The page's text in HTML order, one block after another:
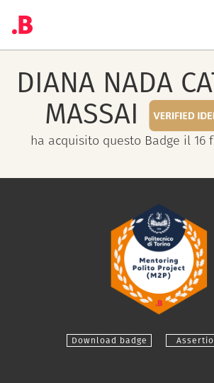
DIANA NADA
MASSAI
ha acquisito questo Badge il 16
Download badge